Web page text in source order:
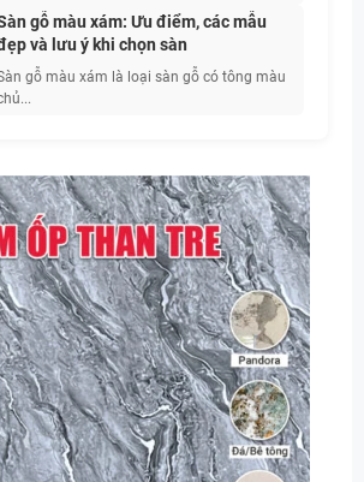
gỗ màu xám: Ưu điểm, các mẫu
và lưu ý khi chọn sàn
gỗ màu xám là loại sàn gỗ có tông màu